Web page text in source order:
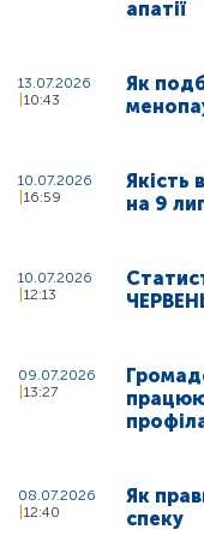
апатії
13.07.2026
10:43
Як
10.07.2026
16:59
Якість
на 9
10.07.2026
12:13
09.07.2026
13:27
08.07.2026
12:40
Як
спеку